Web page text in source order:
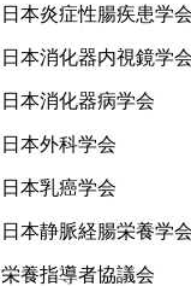
日本炎症性腸疾患学会
日本消化器内視鏡学会
日本消化器病学会
日本外科学会
日本乳癌学会
日本静脈経腸栄養学会
栄養指導者協議会